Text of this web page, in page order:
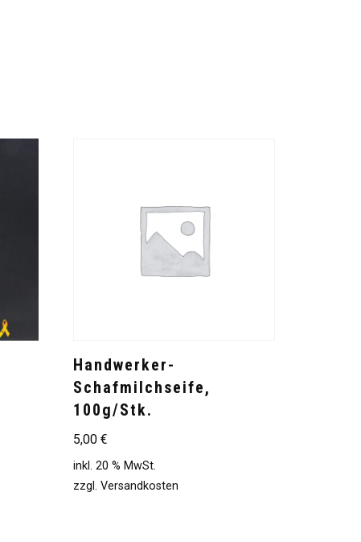
Handwerker-
Schafmilchseife,
100g/Stk.
5,00€
inkl. 20 % MwSt.
zzgl.Versandkosten